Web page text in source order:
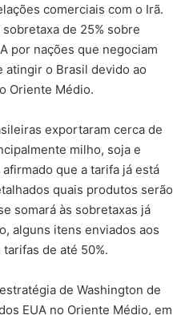
comerciais com o Irã.
de 25% sobre
por nações que negociam
atingir o Brasil devido ao
Oriente Médio.
exportaram cerca de
milho, soja e
que a tarifa já está
quais produtos serão
somará às sobretaxas já
alguns itens enviados aos
de até 50%.
de Washington de
EUA no Oriente Médio, em